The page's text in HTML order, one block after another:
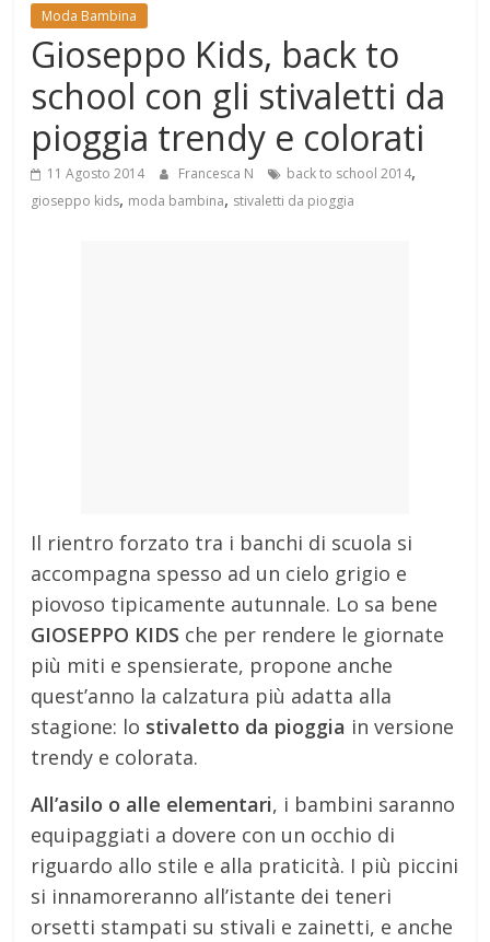
Mondo
Moda Bambina
Gioseppo Kids, back to
school con gli stivaletti da
pioggia trendy e colorati
11 Agosto 2014 Francesca N back to school 2014,
gioseppo kids, moda bambina, stivaletti da pioggia
Il rientro forzato tra i banchi di scuola si
accompagna spesso ad un cielo grigio e
piovoso tipicamente autunnale. Lo sa bene
GIOSEPPO KIDS che per rendere le giornate
più miti e spensierate, propone anche
quest’anno la calzatura più adatta alla
stagione: lo stivaletto da pioggia in versione
trendy e colorata.
All’asilo o alle elementari, i bambini saranno
equipaggiati a dovere con un occhio di
riguardo allo stile e alla praticità. I più piccini
si innamoreranno all’istante dei teneri
orsetti stampati su stivali e zainetti, e anche